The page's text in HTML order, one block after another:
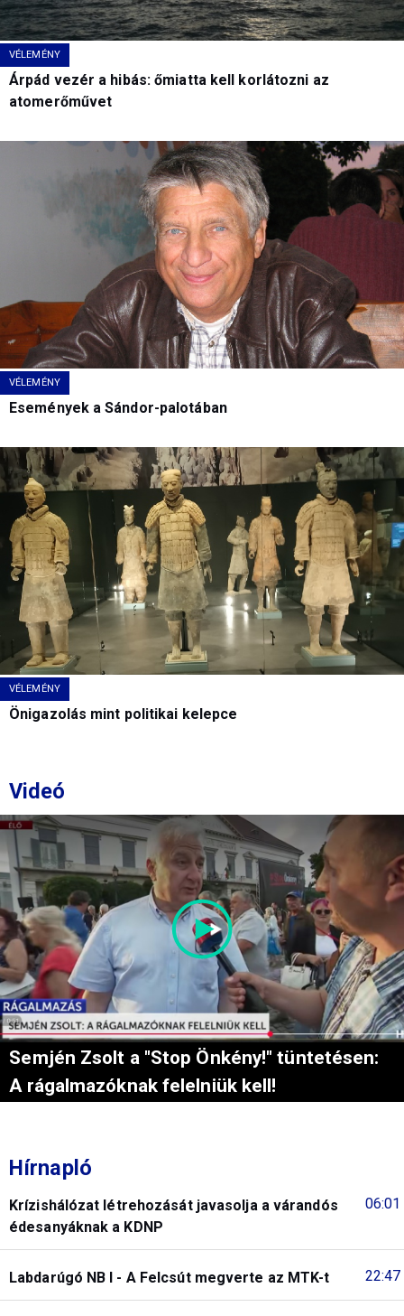
VÉLEMÉNY
Árpád vezér a hibás: őmiatta kell korlátozni az
atomerőművet
VÉLEMÉNY
Események a Sándor-palotában
VÉLEMÉNY
Önigazolás mint politikai kelepce
Videó
Semjén Zsolt a "Stop Önkény!" tüntetésen:
A rágalmazóknak felelniük kell!
Hírnapló
06:01
Krízishálózat létrehozását javasolja a várandós
édesanyáknak a KDNP
22:47
Labdarúgó NB I - A Felcsút megverte az MTK-t